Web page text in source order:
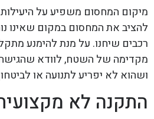
מיקום המחסום משפיע על
להציב את המחסום במקום שאינו
רכבים שיחנו. על מנת להימנע
מקדימה של השטח, לוודא שהגישה
ושהוא לא יפריע לתנועה או
התקנה לא